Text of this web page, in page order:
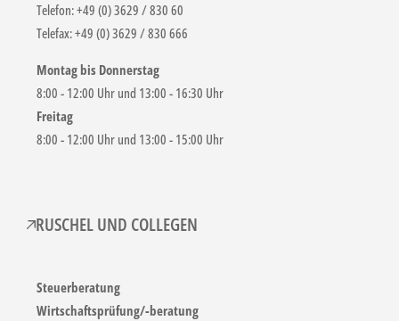
Telefon: +49 (0) 3629 / 830 60
Telefax: +49 (0) 3629 / 830 666
Montag bis Donnerstag
8:00 - 12:00 Uhr und 13:00 - 16:30 Uhr
Freitag
8:00 - 12:00 Uhr und 13:00 - 15:00 Uhr
RUSCHEL UND COLLEGEN
Steuerberatung
Wirtschaftsprüfung/-beratung